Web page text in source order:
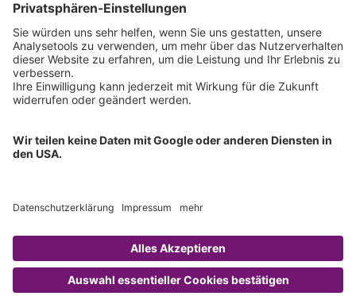
IFU anfordern
Zertifizierungen
ISO 9001 Zertifikat